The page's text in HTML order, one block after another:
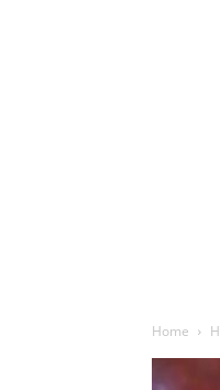
Home